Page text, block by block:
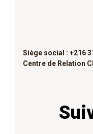
Siège social : +216
Centre de Relation